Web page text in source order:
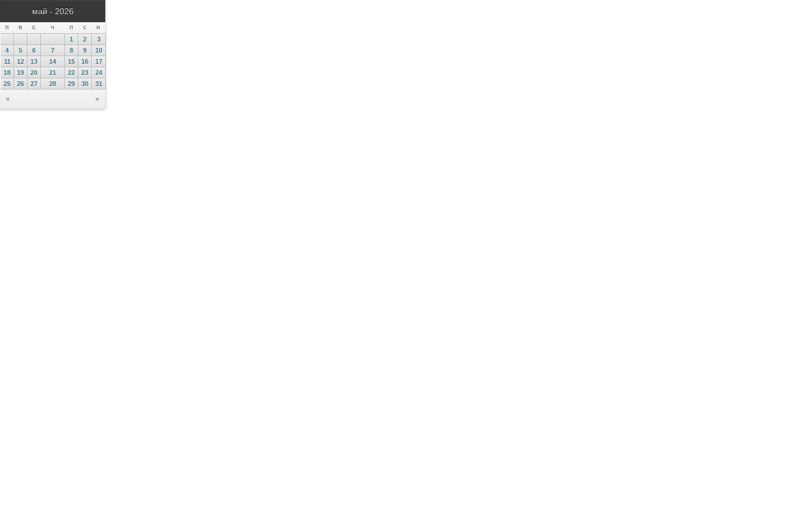
май - 2026
П В С Ч П С Н
« »
1 2
3
4
5 6 7 8 9
10
11
12 13 14 15 16
17
18
19 20 21 22 23
24
25
26 27 28 29 30 31